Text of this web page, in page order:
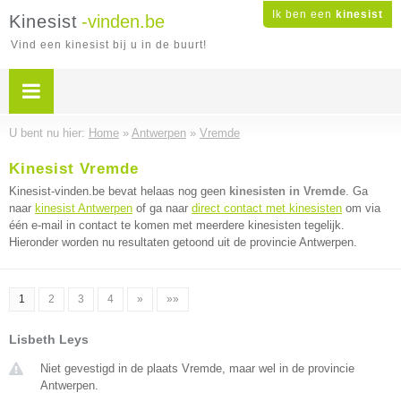
Ik ben een kinesist
Kinesist -vinden.be
Vind een kinesist bij u in de buurt!
U bent nu hier: Home » Antwerpen » Vremde
Kinesist Vremde
Kinesist-vinden.be bevat helaas nog geen kinesisten in Vremde. Ga
naar kinesist Antwerpen of ga naar direct contact met kinesisten om via
één e-mail in contact te komen met meerdere kinesisten tegelijk.
Hieronder worden nu resultaten getoond uit de provincie Antwerpen.
1 2 3 4 » »»
Lisbeth Leys
Niet gevestigd in de plaats Vremde, maar wel in de provincie
Antwerpen.